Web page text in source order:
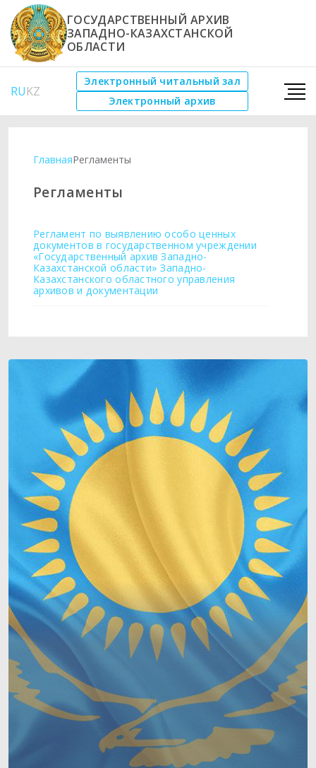
ГОСУДАРСТВЕННЫЙ АРХИВ
ЗАПАДНО-КАЗАХСТАНСКОЙ
ОБЛАСТИ
RUKZ
Электронный читальный зал
Электронный архив
ГлавнаяРегламенты
Регламенты
Регламент по выявлению особо ценных
документов в государственном учреждении
«Государственный архив Западно-
Казахстанской области» Западно-
Казахстанского областного управления
архивов и документации